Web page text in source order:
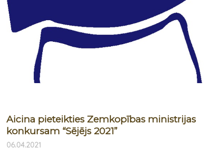
Aicina pieteikties Zemkopības ministrijas
konkursam “Sējējs 2021”
06.04.2021